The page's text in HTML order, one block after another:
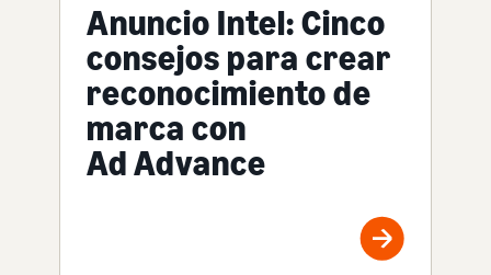
Anuncio Intel: Cinco
consejos para crear
reconocimiento de
marca con
Ad Advance